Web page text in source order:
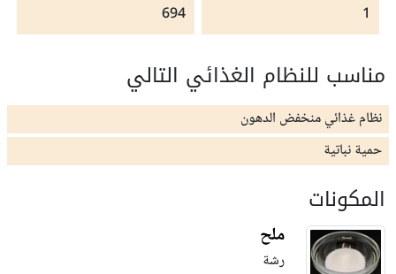
1
694
مناسب للنظام الغذائي التالي
نظام غذائي منخفض الدهون
حمية نباتية
المكونات
ملح
رشة